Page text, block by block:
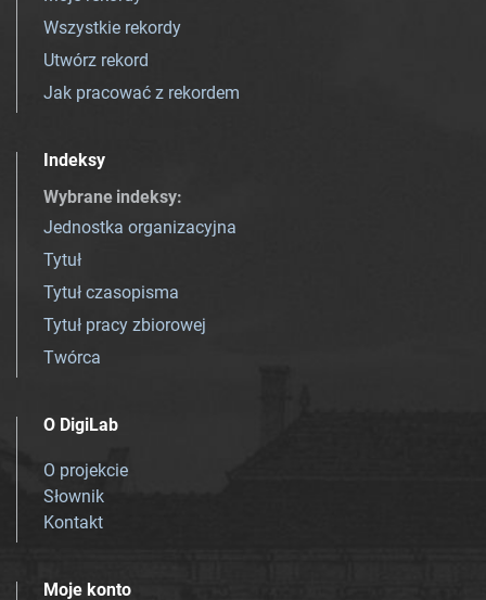
Wszystkie rekordy
Utwórz rekord
Jak pracować z rekordem
Indeksy
Wybrane indeksy:
Jednostka organizacyjna
Tytuł
Tytuł czasopisma
Tytuł pracy zbiorowej
Twórca
O DigiLab
O projekcie
Słownik
Kontakt
Moje konto